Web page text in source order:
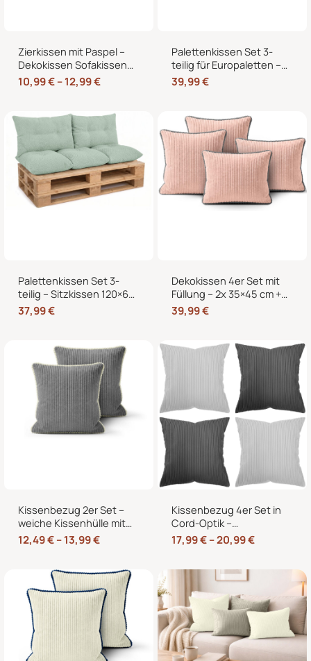
Zierkissen mit Paspel –
Dekokissen Sofakissen
mit Füllung, weicher
Bezug, formstabil,
10,99€–12,99€
Palettenkissen Set 3-
teilig für Europaletten –
Sitzkissen 120×80 cm + 2
Rückenkissen 40×60 cm
39,99€
Palettenkissen Set 3-
teilig – Sitzkissen 120×60
cm + 2 Rückenkissen
60×40 cm für
37,99€
Dekokissen 4er Set mit
Füllung – 2x 35×45 cm +
2x 40×40 cm Zierkissen
für Sofa und Bett
39,99€
Kissenbezug 2er Set –
weiche Kissenhülle mit
Hotelverschluss,
zweifarbig, ohne Füllung
12,49€–13,99€
Kissenbezug 4er Set in
Cord-Optik –
Zierkissenbezüge ohne
Reißverschluss mit
45×45 und 50×50 cm
17,99€–20,99€